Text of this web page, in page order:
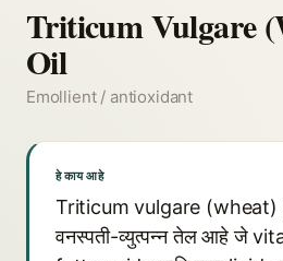
Triticum Vulgare
Oil
Emollient / antioxidant
हे काय आहे
Triticum vulgare (wheat)
वनस्पती-व्युत्पन्न तेल आहे जे